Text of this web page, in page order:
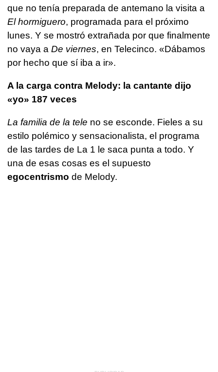
que no tenía preparada de antemano la visita a
El hormiguero, programada para el próximo
lunes. Y se mostró extrañada por que finalmente
no vaya a De viernes, en Telecinco. «Dábamos
por hecho que sí iba a ir».
A la carga contra Melody: la cantante dijo
«yo» 187 veces
La familia de la tele no se esconde. Fieles a su
estilo polémico y sensacionalista, el programa
de las tardes de La 1 le saca punta a todo. Y
una de esas cosas es el supuesto
egocentrismo de Melody.